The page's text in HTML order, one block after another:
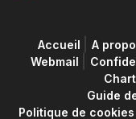
Accueil A
Webmail
Guide
Politique de cookies